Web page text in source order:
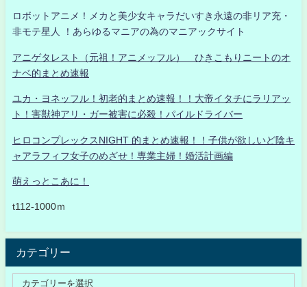
ロボットアニメ！メカと美少女キャラだいすき永遠の非リア充・
非モテ星人 ！あらゆるマニアの為のマニアックサイト
アニゲタレスト（元祖！アニメッフル） ひきこもりニートのオ
ナベ的まとめ速報
ユカ・ヨネッフル！初老的まとめ速報！！大帝イタチにラリアッ
ト！害獣神アリ・ガー被害に必殺！パイルドライバー
ヒロコンプレックスNIGHT 的まとめ速報！！子供が欲しいど陰キ
ャアラフィフ女子のめざせ！専業主婦！婚活計画編
萌えっとこあに！
t112-1000ｍ
カテゴリー